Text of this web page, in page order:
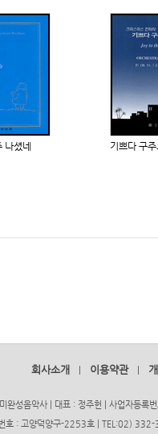
나셨네 기쁘다 구주
회사소개 이용약관
완성음악사 | 대표 : 정주헌 | 사업자등
번호 : 고양덕양구-2253호 | TEL:02)